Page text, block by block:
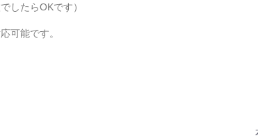
したらOKです）
可能です。